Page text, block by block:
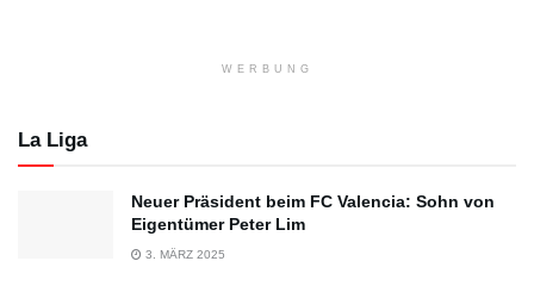
WERBUNG
La Liga
Neuer Präsident beim FC Valencia: Sohn von
Eigentümer Peter Lim
3. MÄRZ 2025